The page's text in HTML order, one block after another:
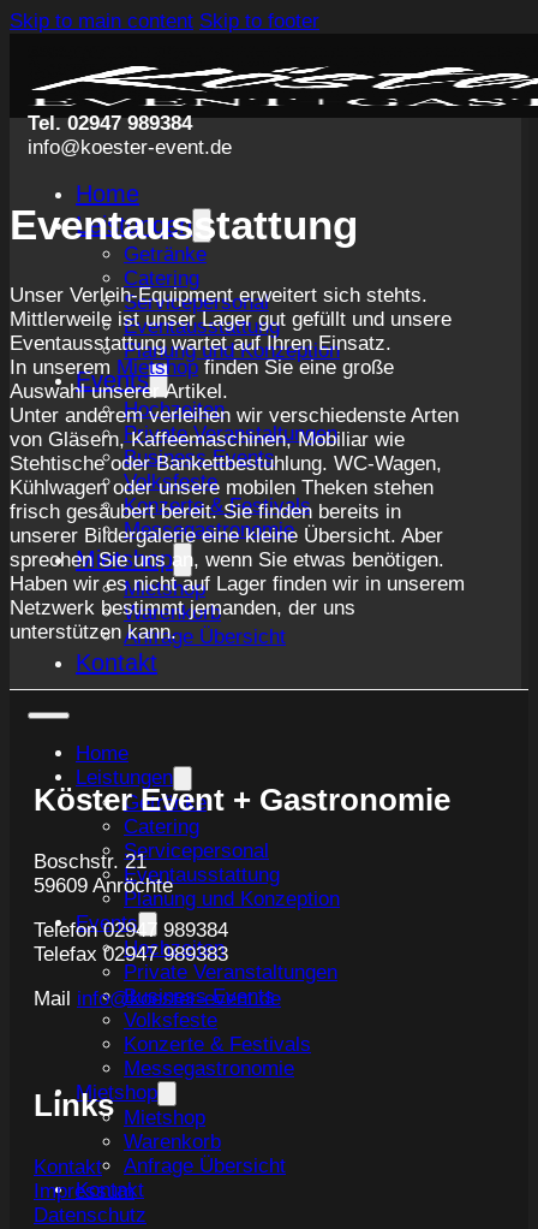
Skip to main content Skip to footer
Tel. 02947 989384
info@koester-event.de
Home
Leistungen
Getränke
Catering
Servicepersonal
Eventausstattung
Planung und Konzeption
Events
Hochzeiten
Private Veranstaltungen
Business Events
Volksfeste
Konzerte & Festivals
Messegastronomie
Mietshop
Mietshop
Warenkorb
Anfrage Übersicht
Kontakt
Home
Leistungen
Getränke
Catering
Servicepersonal
Eventausstattung
Planung und Konzeption
Events
Hochzeiten
Private Veranstaltungen
Business Events
Volksfeste
Konzerte & Festivals
Messegastronomie
Mietshop
Mietshop
Warenkorb
Anfrage Übersicht
Kontakt
Eventausstattung
Unser Verleih-Equipment erweitert sich stehts.
Mittlerweile ist unser Lager gut gefüllt und unsere
Eventausstattung wartet auf Ihren Einsatz.
In unserem Mietshopfinden Sie eine große
Auswahl unserer Artikel.
Unter anderem verleihen wir verschiedenste Arten
von Gläsern, Kaffeemaschinen, Mobiliar wie
Stehtische oder Bankettbestuhlung. WC-Wagen,
Kühlwagen oder unsere mobilen Theken stehen
frisch gesäubert bereit. Sie finden bereits in
unserer Bildergalerie eine kleine Übersicht. Aber
sprechen Sie uns an, wenn Sie etwas benötigen.
Haben wir es nicht auf Lager finden wir in unserem
Netzwerk bestimmt jemanden, der uns
unterstützen kann.
Köster Event + Gastronomie
Boschstr. 21
59609 Anröchte
Telefon 02947 989384
Telefax 02947 989383
Mail info@koester-event.de
Links
Kontakt
Impressum
Datenschutz